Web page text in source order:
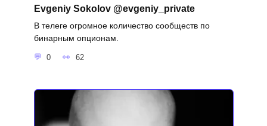
Evgeniy Sokolov @evgeniy_private
В телеге огромное количество сообществ по
бинарным опционам.
0 62